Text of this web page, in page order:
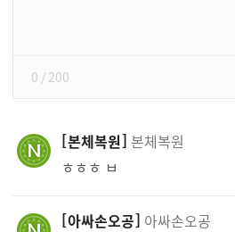
0 / 200
본체복원 본체복원
ㅎㅎㅎ ㅂ
아싸손오공 아싸손오공